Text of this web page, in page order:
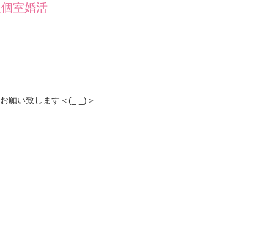
室婚活
願い致します＜(_ _)＞